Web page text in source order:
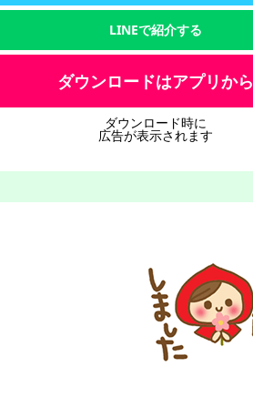
LINEで紹介する
ダウンロードはアプリから
ダウンロード時に
広告が表示されます